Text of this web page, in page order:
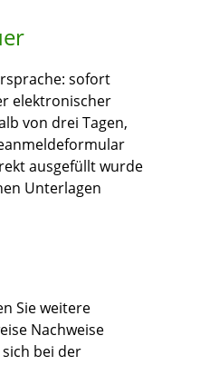
sofort
elektronischer
von drei Tagen,
ausgefüllt wurde
Unterlagen
Sie weitere
Nachweise
bei der